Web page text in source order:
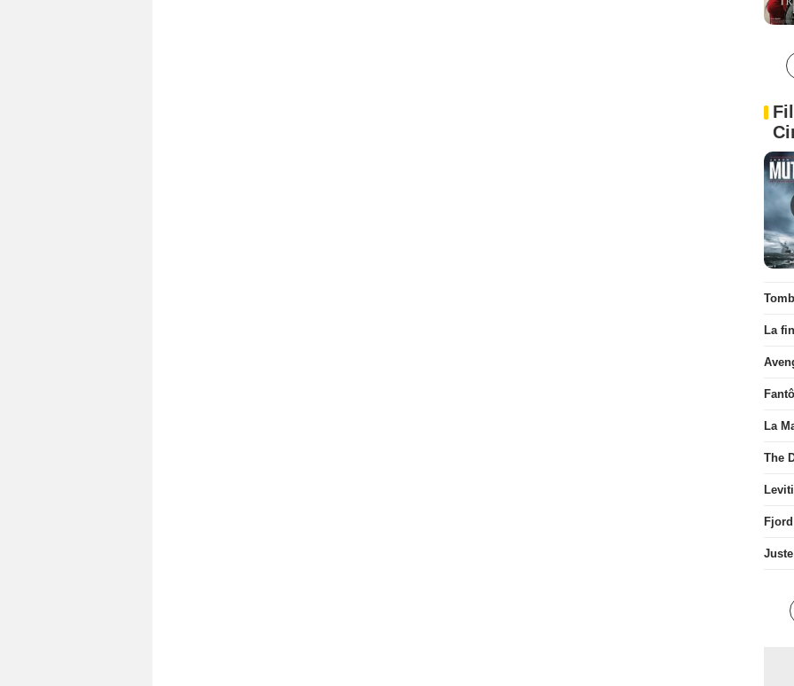
La
La
The
Fjord